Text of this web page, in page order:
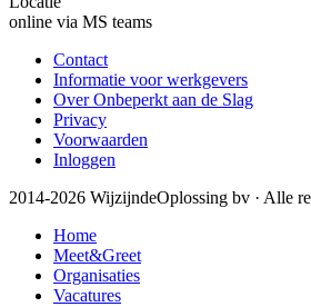
online via MS teams
Contact
Informatie voor werkgevers
Over Onbeperkt aan de Slag
Privacy
Voorwaarden
Inloggen
2014-2026 WijzijndeOplossing bv · Alle
Home
Meet&Greet
Organisaties
Vacatures